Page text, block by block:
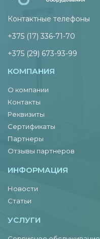
Контактные телефоны
+375 (17) 336-71-70
+375 (29) 673-93-99
КОМПАНИЯ
О компании
Контакты
Реквизиты
Сертификаты
Партнеры
Отзывы партнеров
ИНФОРМАЦИЯ
Новости
Статьи
УСЛУГИ